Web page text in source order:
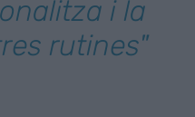
i la
rutines"